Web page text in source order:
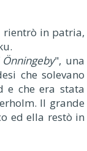
in patria,
", una
che solevano
e che era stata
Il grande
ed ella restò in